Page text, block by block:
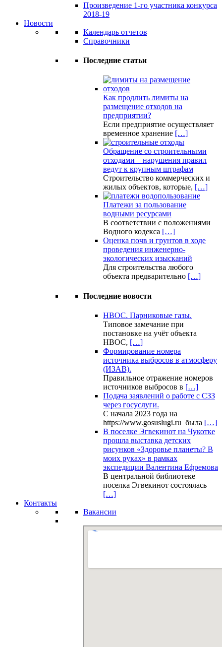
Произведение 1-го участника конкурса
2018-19
Новости
Календарь отчетов
Справочники
Последние статьи
Как продлить лимиты на
размещение отходов на
предприятии?
Если предприятие осуществляет
временное хранение […]
Обращение со строительными
отходами – нарушения правил
ведут к крупным штрафам
Строительство коммерческих и
жилых объектов, которые, […]
Платежи за пользование
водными ресурсами
В соответствии с положениями
Водного кодекса […]
Оценка почв и грунтов в ходе
проведения инженерно-
экологических изысканий
Для строительства любого
объекта предварительно […]
Последние новости
НВОС. Парниковые газы.
Типовое замечание при
постановке на учёт объекта
НВОС, […]
Формирование номера
источника выбросов в атмосферу
(ИЗАВ).
Правильное отражение номеров
источников выбросов в […]
Подача заявлений о работе с СЗЗ
через госуслуги.
С начала 2023 года на
https://www.gosuslugi.ru была […]
В поселке Эгвекинот на Чукотке
прошла выставка детских
рисунков «Здоровье планеты? В
моих руках» в рамках
экспедиции Валентина Ефремова
В центральной библиотеке
поселка Эгвекинот состоялась
[…]
Контакты
Вакансии